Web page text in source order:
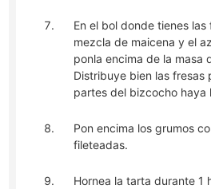
En el bol donde tienes las
mezcla de maicena y el
ponla encima de la masa
Distribuye bien las fresas
partes del bizcocho haya
Pon encima los grumos
fileteadas.
Hornea la tarta durante 1